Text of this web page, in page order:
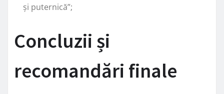
și puternică”;
Concluzii și
recomandări finale